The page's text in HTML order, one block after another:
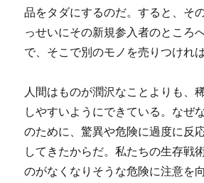
品をタダにするのだ。すると、そ
っせいにその新規参入者のところ
で、そこで別のモノを売りつけれ
人間はものが潤沢なことよりも、
しやすいようにできている。なぜ
のために、驚異や危険に過度に反
してきたからだ。私たちの生存戦
のがなくなりそうな危険に注意を